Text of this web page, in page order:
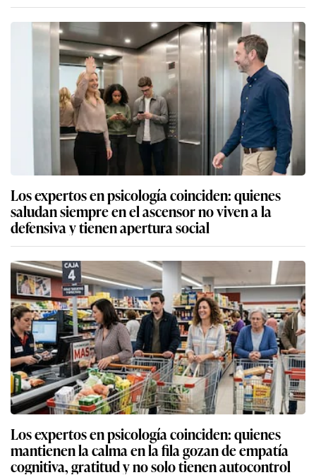
Los expertos en psicología coinciden: quienes
saludan siempre en el ascensor no viven a la
defensiva y tienen apertura social
Los expertos en psicología coinciden: quienes
mantienen la calma en la fila gozan de empatía
cognitiva, gratitud y no solo tienen autocontrol